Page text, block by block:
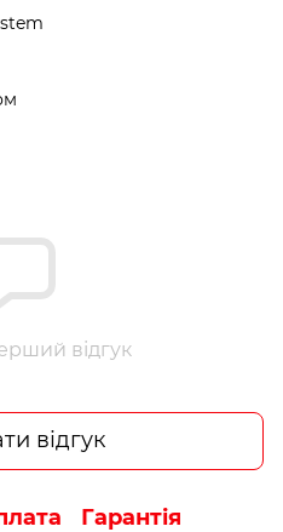
відгук
відгук
Гарантія